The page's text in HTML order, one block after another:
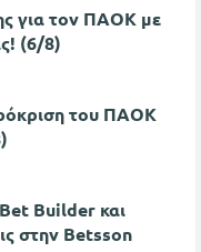
για τον ΠΑΟΚ με
(6/8)
του ΠΑΟΚ
Builder και
στην Betsson